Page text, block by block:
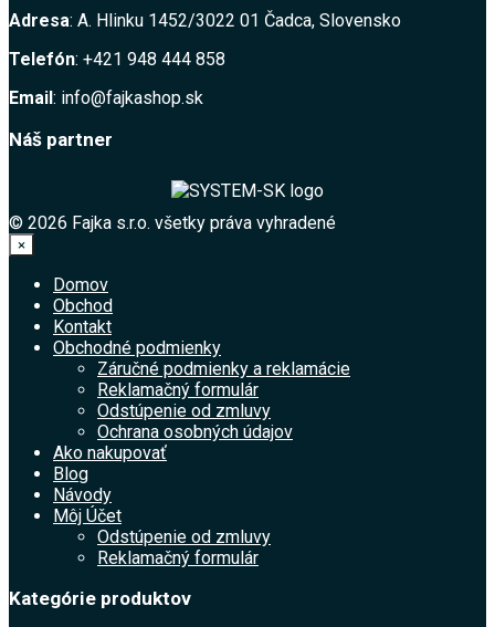
Adresa: A. Hlinku 1452/3022 01 Čadca, Slovensko
Telefón: +421 948 444 858
Email : info@fajkashop.sk
Náš partner
© 2026 Fajka s.r.o. všetky práva vyhradené
×
Domov
Obchod
Kontakt
Obchodné podmienky
Záručné podmienky a reklamácie
Reklamačný formulár
Odstúpenie od zmluvy
Ochrana osobných údajov
Ako nakupovať
Blog
Návody
Môj Účet
Odstúpenie od zmluvy
Reklamačný formulár
Kategórie produktov